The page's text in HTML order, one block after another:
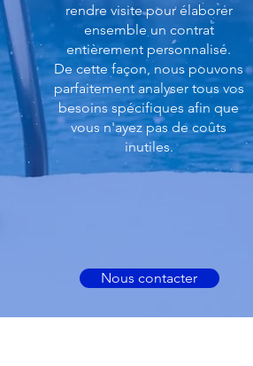
rendre visite pour élaborer
ensemble un contrat
entièrement personnalisé.
De cette façon, nous pouvons
parfaitement analyser tous vos
besoins spécifiques afin que
vous n'ayez pas de coûts
inutiles.
Nous contacter